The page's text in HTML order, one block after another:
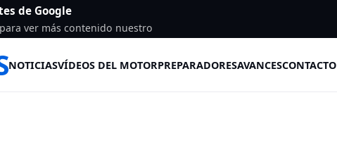
de Google
ver más contenido nuestro
NOTICIASVÍDEOS DEL MOTORPREPARADORESAVANCESCONTACTO